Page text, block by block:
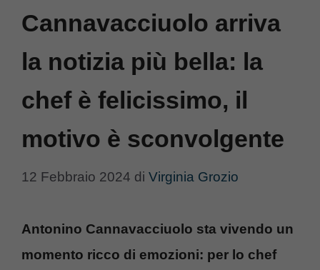
Cannavacciuolo arriva
la notizia più bella: la
chef è felicissimo, il
motivo è sconvolgente
12 Febbraio 2024 di Virginia Grozio
Antonino Cannavacciuolo sta vivendo un
momento ricco di emozioni: per lo chef